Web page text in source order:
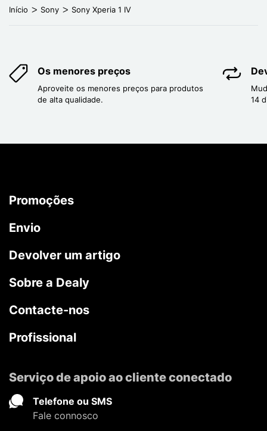
Início Sony Sony Xperia 1 IV
Os menores preços
Aproveite os menores preços para produtos
de alta qualidade.
14
Promoções
Envio
Devolver um artigo
Sobre a Dealy
Contacte-nos
Profissional
Serviço de apoio ao cliente conectado
Telefone ou SMS
Fale connosco